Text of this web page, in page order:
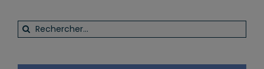
Rechercher: